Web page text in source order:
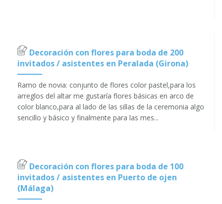
Decoración con flores para boda de 200
invitados / asistentes en Peralada (Girona)
Ramo de novia: conjunto de flores color pastel,para los
arreglos del altar me gustaría flores básicas en arco de
color blanco,para al lado de las sillas de la ceremonia algo
sencillo y básico y finalmente para las mes...
Decoración con flores para boda de 100
invitados / asistentes en Puerto de ojen
(Málaga)